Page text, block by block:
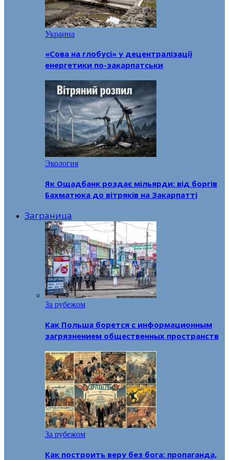
Украина
«Сова на глобусі» у децентралізації
енергетики по-закарпатськи
Экология
Як Ощадбанк роздає мільярди: від боргів
Бахматюка до вітряків на Закарпатті
Заграница
За рубежом
Как Польша борется с информационным
загрязнением общественных пространств
За рубежом
Как построить веру без бога: пропаганда,